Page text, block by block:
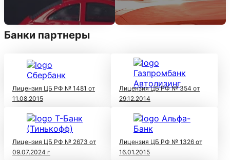
Банки партнеры
Лицензия ЦБ РФ № 1481 от
11.08.2015
Лицензия ЦБ РФ № 354 от
29.12.2014
Лицензия ЦБ РФ № 2673 от
09.07.2024 г
Лицензия ЦБ РФ № 1326 от
16.01.2015